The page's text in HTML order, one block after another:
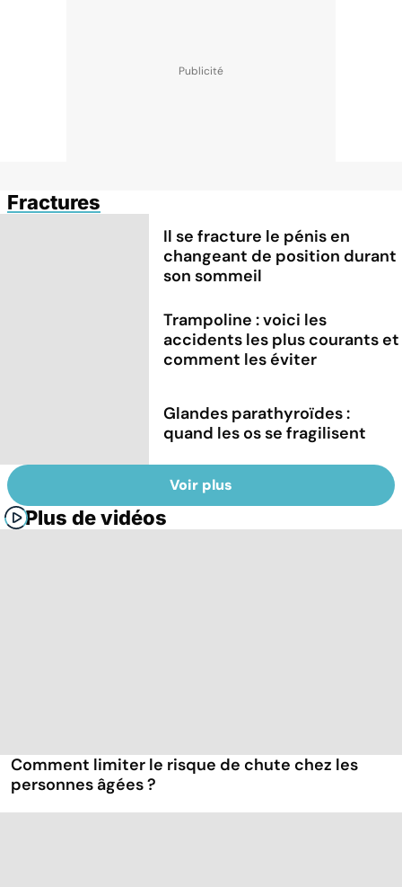
Fractures
Il se fracture le pénis en
changeant de position durant
son sommeil
Trampoline : voici les
accidents les plus courants et
comment les éviter
Glandes parathyroïdes :
quand les os se fragilisent
Voir plus
Plus de vidéos
Comment limiter le risque de chute chez les
personnes âgées ?